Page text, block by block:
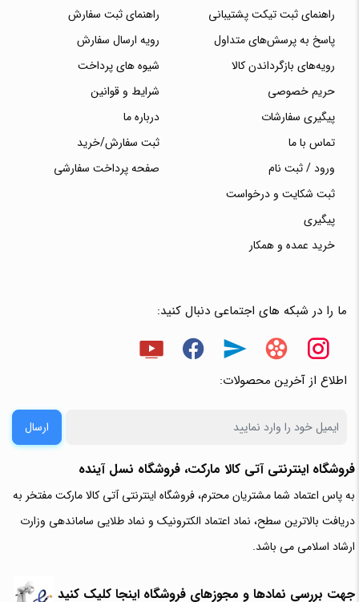
راهنمای ثبت تیکت پشتیبانی
پاسخ به پرسش‌های متداول
رویه‌های بازگرداندن کالا
حریم خصوصی
پیگیری سفارشات
تماس با ما
ورود / ثبت نام
ثبت شکایت و درخواست
پیگیری
خرید عمده و همکار
راهنمای ثبت سفارش
رویه ارسال سفارش
شیوه های پرداخت
شرایط و قوانین
درباره ما
ثبت سفارش/خرید
صفحه پرداخت سفارشی
ما را در شبکه های اجتماعی دنبال کنید:
اطلاع از آخرین محصولات:
ارسال
فروشگاه اینترنتی آتی‌ کالا مارکت، فروشگاه نسل آینده
به پاس اعتماد شما مشتریان محترم، فروشگاه اینترنتی آتی کالا مارکت مفتخر به
دریافت بالاترین سطح، نماد اعتماد الکترونیک و نماد طلایی ساماندهی وزارت
ارشاد اسلامی می باشد.
جهت بررسی نمادها و مجوزهای فروشگاه اینجا کلیک کنید